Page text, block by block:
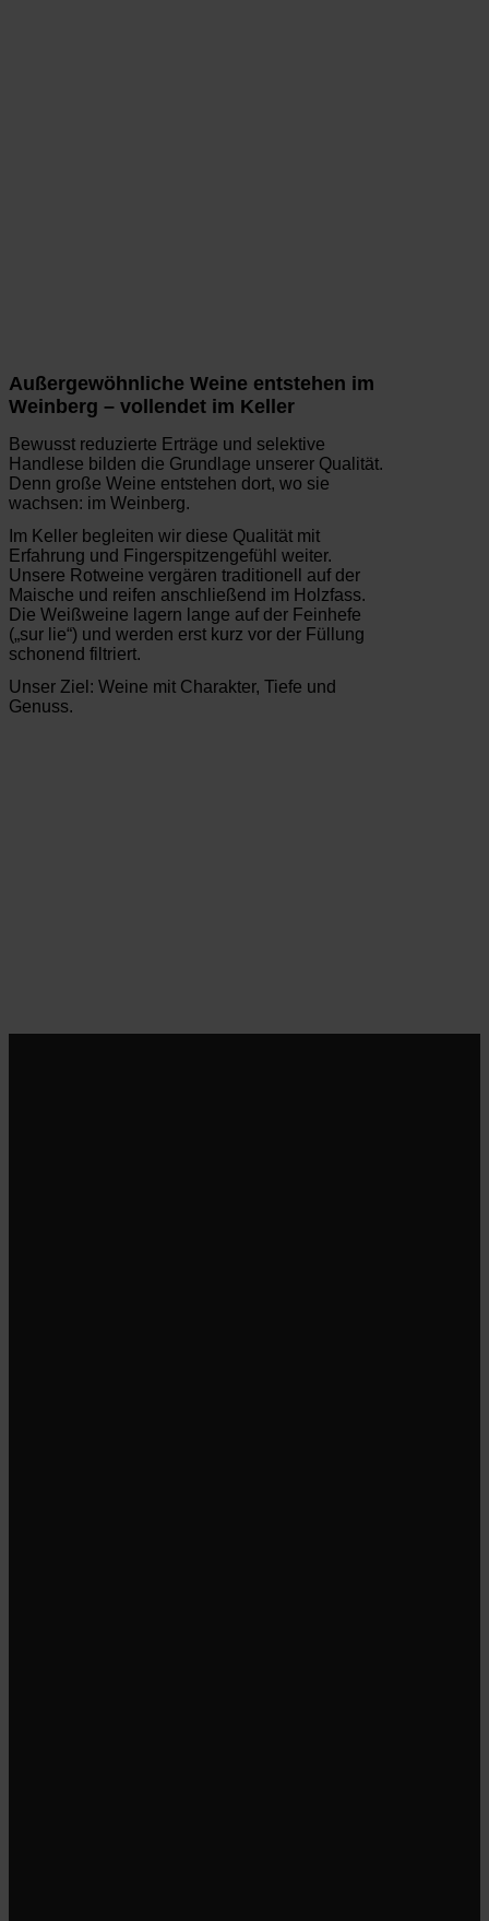
Außergewöhnliche Weine entstehen im
Weinberg – vollendet im Keller
Bewusst reduzierte Erträge und selektive
Handlese bilden die Grundlage unserer Qualität.
Denn große Weine entstehen dort, wo sie
wachsen: im Weinberg.
Im Keller begleiten wir diese Qualität mit
Erfahrung und Fingerspitzengefühl weiter.
Unsere Rotweine vergären traditionell auf der
Maische und reifen anschließend im Holzfass.
Die Weißweine lagern lange auf der Feinhefe
(„sur lie“) und werden erst kurz vor der Füllung
schonend filtriert.
Unser Ziel: Weine mit Charakter, Tiefe und
Genuss.